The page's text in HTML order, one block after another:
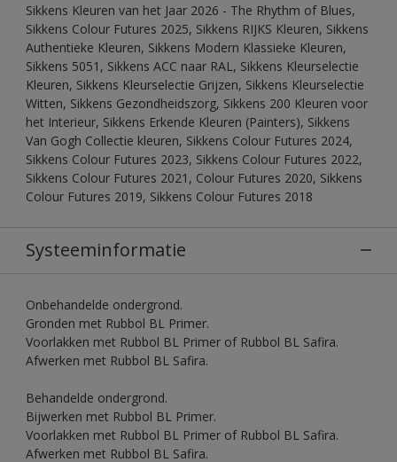
Sikkens Kleuren van het Jaar 2026 - The Rhythm of Blues,
Sikkens Colour Futures 2025, Sikkens RIJKS Kleuren, Sikkens
Authentieke Kleuren, Sikkens Modern Klassieke Kleuren,
Sikkens 5051, Sikkens ACC naar RAL, Sikkens Kleurselectie
Kleuren, Sikkens Kleurselectie Grijzen, Sikkens Kleurselectie
Witten, Sikkens Gezondheidszorg, Sikkens 200 Kleuren voor
het Interieur, Sikkens Erkende Kleuren (Painters), Sikkens
Van Gogh Collectie kleuren, Sikkens Colour Futures 2024,
Sikkens Colour Futures 2023, Sikkens Colour Futures 2022,
Sikkens Colour Futures 2021, Colour Futures 2020, Sikkens
Colour Futures 2019, Sikkens Colour Futures 2018
Systeeminformatie
Onbehandelde ondergrond.
Gronden met Rubbol BL Primer.
Voorlakken met Rubbol BL Primer of Rubbol BL Safira.
Afwerken met Rubbol BL Safira.
Behandelde ondergrond.
Bijwerken met Rubbol BL Primer.
Voorlakken met Rubbol BL Primer of Rubbol BL Safira.
Afwerken met Rubbol BL Safira.